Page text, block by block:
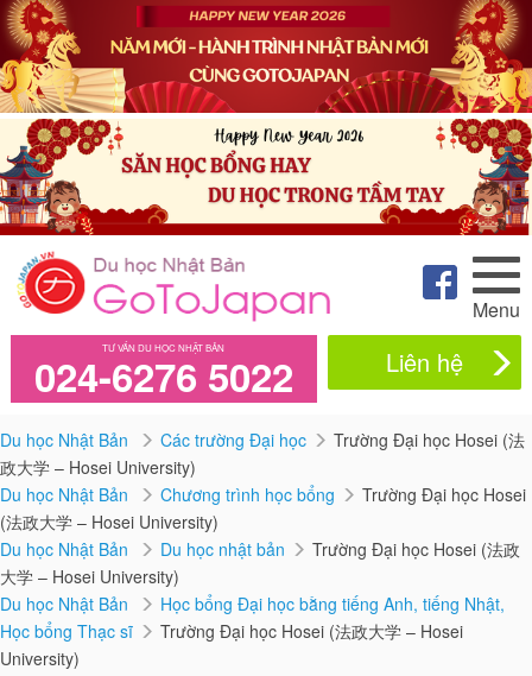
Menu
TƯ VẤN DU HỌC NHẬT BẢN
024-6276 5022 Liên hệ
Du học Nhật Bản Các trường Đại học
Trường Đại học Hosei (法
政大学 – Hosei University)
Du học Nhật Bản
Chương trình học bổng
Trường Đại học Hosei
(法政大学 – Hosei University)
Du học Nhật Bản
Du học nhật bản
Trường Đại học Hosei (法政
大学 – Hosei University)
Du học Nhật Bản
Học bổng Đại học bằng tiếng Anh, tiếng Nhật,
Học bổng Thạc sĩ
Trường Đại học Hosei (法政大学 – Hosei
University)